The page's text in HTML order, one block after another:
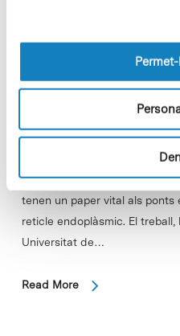
pàgines visitades). Per a
les cookies pot consultar
Aquesta proteïna es
tenen un paper vital als ponts
reticle endoplàsmic. El
Universitat de…
Read More